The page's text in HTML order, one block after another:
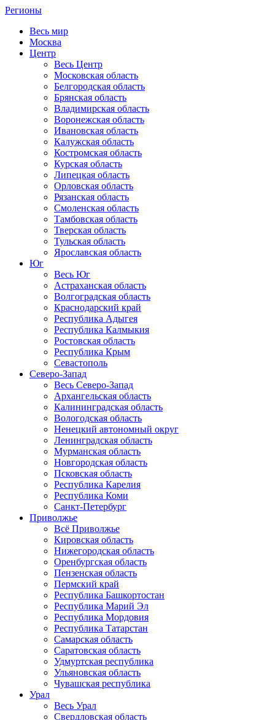
Регионы
Весь мир
Москва
Центр
Весь Центр
Московская область
Белгородская область
Брянская область
Владимирская область
Воронежская область
Ивановская область
Калужская область
Костромская область
Курская область
Липецкая область
Орловская область
Рязанская область
Смоленская область
Тамбовская область
Тверская область
Тульская область
Ярославская область
Юг
Весь Юг
Астраханская область
Волгоградская область
Краснодарский край
Республика Адыгея
Республика Калмыкия
Ростовская область
Республика Крым
Севастополь
Северо-Запад
Весь Северо-Запад
Архангельская область
Калининградская область
Вологодская область
Ненецкий автономный округ
Ленинградская область
Мурманская область
Новгородская область
Псковская область
Республика Карелия
Республика Коми
Санкт-Петербург
Приволжье
Всё Приволжье
Кировская область
Нижегородская область
Оренбургская область
Пензенская область
Пермский край
Республика Башкортостан
Республика Марий Эл
Республика Мордовия
Республика Татарстан
Самарская область
Саратовская область
Удмуртская республика
Ульяновская область
Чувашская республика
Урал
Весь Урал
Свердловская область